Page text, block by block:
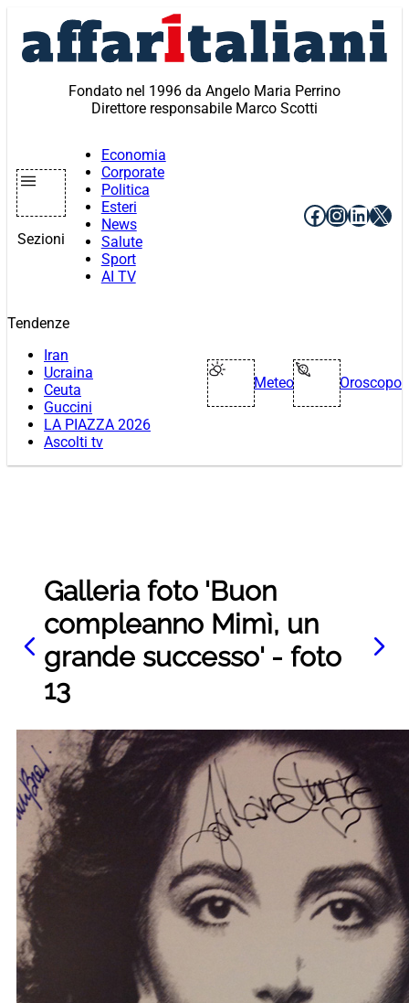
contenuto
Fondato nel 1996 da Angelo Maria Perrino
Direttore responsabile Marco Scotti
Sezioni
Economia
Corporate
Politica
Esteri
News
Salute
Sport
AI TV
Facebook
X
Tendenze
Iran
Ucraina
Ceuta
Guccini
LA PIAZZA 2026
Ascolti tv
Meteo Oroscopo
Galleria foto 'Buon
compleanno Mimì, un
grande successo' - foto
13